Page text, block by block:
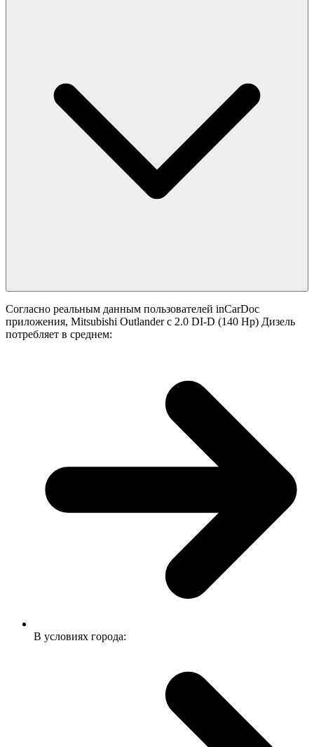
Согласно реальным данным пользователей inCarDoc
приложения, Mitsubishi Outlander с 2.0 DI-D (140 Hp) Дизель
потребляет в среднем:
В условиях города: